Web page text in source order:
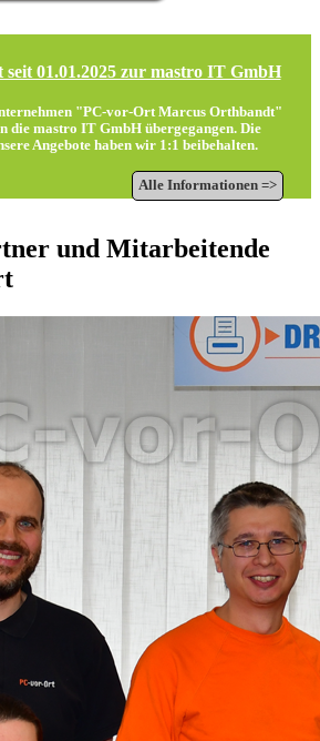
01.01.2025 zur mastro IT GmbH
"PC-vor-Ort Marcus Orthbandt"
die mastro IT GmbH übergegangen. Die
Angebote haben wir 1:1 beibehalten.
Alle Informationen =>
und Mitarbeitende